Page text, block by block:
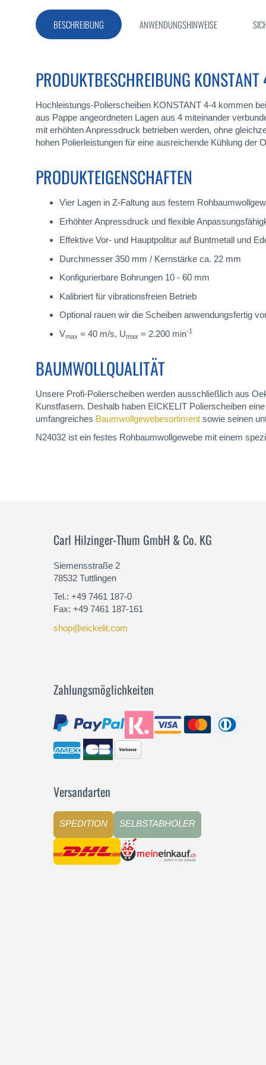
BESCHREIBUNG
PRODUKTBESCHREIBUNG
Hochleistungs-Polierscheiben KONSTANT 4-4 kommen
aus Pappe angeordneten Lagen aus 4 miteinander
mit erhöhten Anpressdruck betrieben werden, ohne
hohen Polierleistungen für eine ausreichende Kühlung der
PRODUKTEIGENSCHAFTEN
Vier Lagen in Z-Faltung aus festem
Erhöhter Anpressdruck und flexible
Effektive Vor- und Hauptpolitur auf Buntmetall und
Durchmesser 350 mm / Kernstärke ca. 22 mm
Konfigurierbare Bohrungen 10 - 60 mm
Kalibriert für vibrationsfreien Betrieb
Optional rauen wir die Scheiben anwendungsfertig
Vmax = 40 m/s, Umax = 2.200 min-1
BAUMWOLLQUALITÄT
Unsere Profi-Polierscheiben werden ausschließlich aus
Kunstfasern. Deshalb haben EICKELIT Polierscheiben
umfangreiches Baumwollgewebesortiment sowie seinen
N24032 ist ein festes Rohbaumwollgewebe mit einem
ANWENDUNGSHINWEISE
Carl Hilzinger-Thum GmbH & Co. KG
Siemensstraße 2
78532 Tuttlingen
Tel.: +49 7461 187-0
Fax: +49 7461 187-161
shop@eickelit.com
Zahlungsmöglichkeiten
Versandarten
SPEDITION SELBSTABHOLER